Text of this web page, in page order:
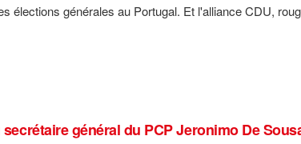
élections générales au Portugal. Et l'alliance CDU,
général du PCP Jeronimo De